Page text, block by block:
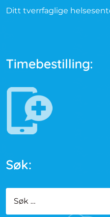
Ditt tverrfaglige
Timebestilling:
Søk: